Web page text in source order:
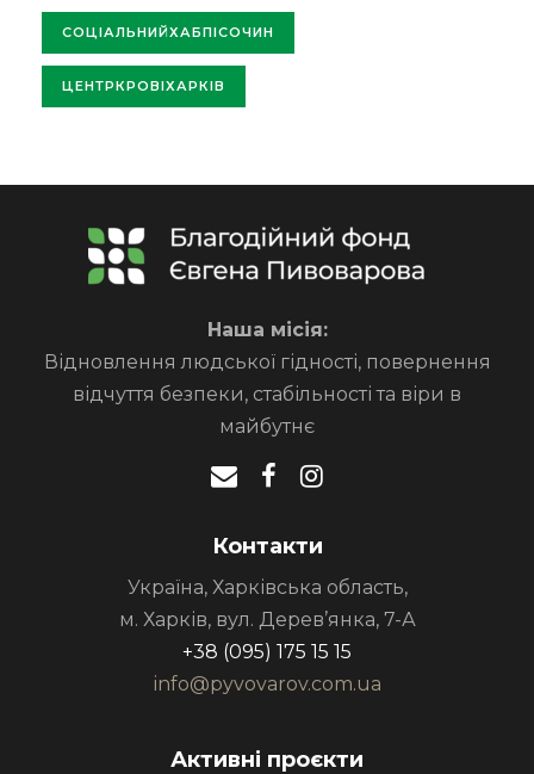
СОЦІАЛЬНИЙХАБПІСОЧИН
ЦЕНТРКРОВІХАРКІВ
Наша місія:
Відновлення людської гідності, повернення
відчуття безпеки, стабільності та віри в
майбутнє
Контакти
Україна, Харківська область,
м. Харків, вул. Дерев’янка, 7-А
+38 (095) 175 15 15
info@pyvovarov.com.ua
Активні проєкти